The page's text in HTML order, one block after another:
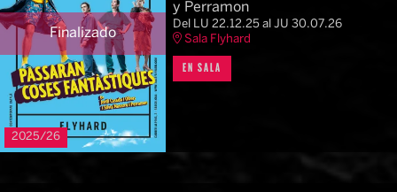
Finalizado
2025/26
y Perramon
Del LU 22.12.25al JU 30.07.26
Sala Flyhard
EN SALA